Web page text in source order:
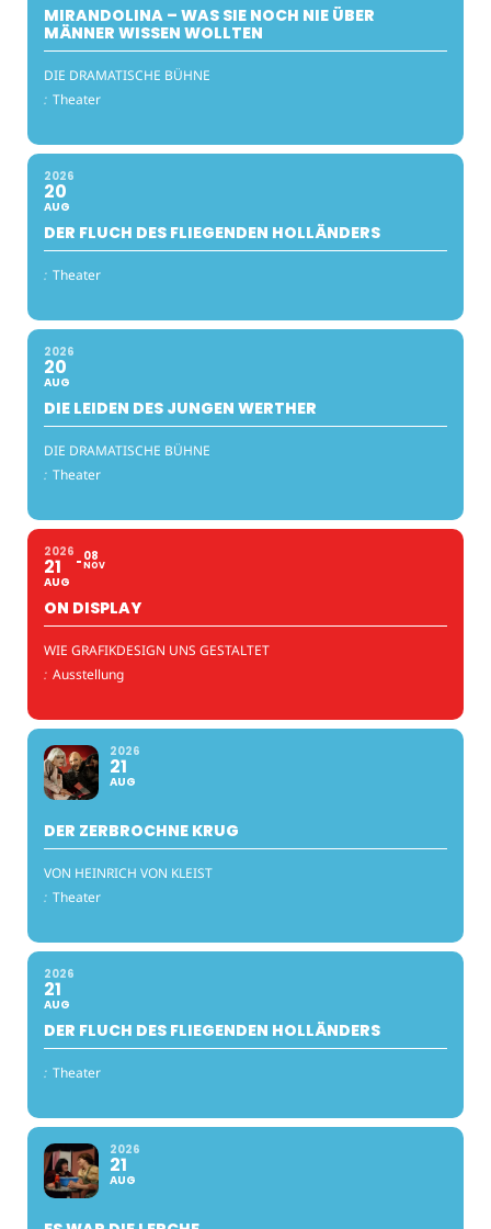
MIRANDOLINA – WAS SIE NOCH NIE ÜBER
MÄNNER WISSEN WOLLTEN
DIE DRAMATISCHE BÜHNE
: Theater
2026
20
AUG
DER FLUCH DES FLIEGENDEN HOLLÄNDERS
: Theater
2026
20
AUG
DIE LEIDEN DES JUNGEN WERTHER
DIE DRAMATISCHE BÜHNE
: Theater
2026
21
AUG
08
NOV
ON DISPLAY
WIE GRAFIKDESIGN UNS GESTALTET
: Ausstellung
2026
21
AUG
DER ZERBROCHNE KRUG
VON HEINRICH VON KLEIST
: Theater
2026
21
AUG
DER FLUCH DES FLIEGENDEN HOLLÄNDERS
: Theater
2026
21
AUG